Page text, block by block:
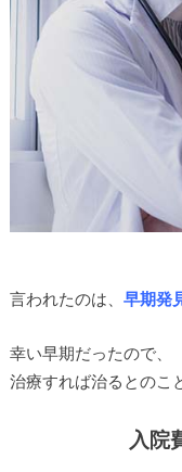
言われたのは、 早期発
幸い早期だったので、
治療すれば治るとのこ
入院